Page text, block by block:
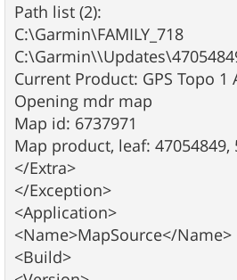
Path list (2):
C:\Garmin\FAMILY_718
Current Product: GPS Topo 1
Opening mdr map
Map id: 6737971
Map product, leaf: 47054849,
</Extra>
</Exception>
<Application>
<Name>MapSource</Name>
<Build>